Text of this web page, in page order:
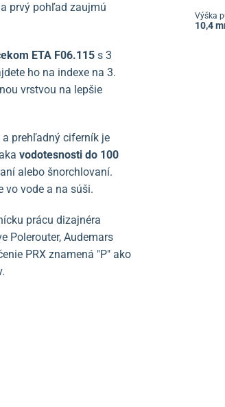
prvý pohľad zaujmú
ETA F06.115 s 3
ho na indexe na 3.
vrstvou na lepšie
prehľadný ciferník je
vodotesnosti do 100
alebo šnorchlovaní.
vo vode a na súši.
prácu dizajnéra
Polerouter, Audemars
PRX znamená "P" ako
Výška
10,4